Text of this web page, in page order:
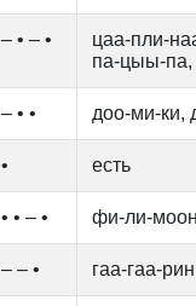
– • – •
цаа-пли-
па-цыы-па,
– • • доо-ми-ки,
• есть
• • – • фи-ли-
– – • гаа-гаа-